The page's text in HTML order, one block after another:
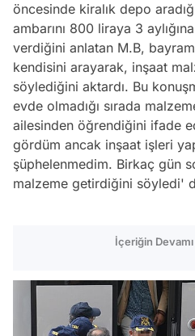
öncesinde kiralık depo
ambarını 800 liraya 3
verdiğini anlatan M.B,
kendisini arayarak, inşaat
söylediğini aktardı. Bu
evde olmadığı sırada
ailesinden öğrendiğini ifade
gördüm ancak inşaat işleri
şüphelenmedim. Birkaç gün
malzeme getirdiğini söyledi'
İçeriğin Devamı